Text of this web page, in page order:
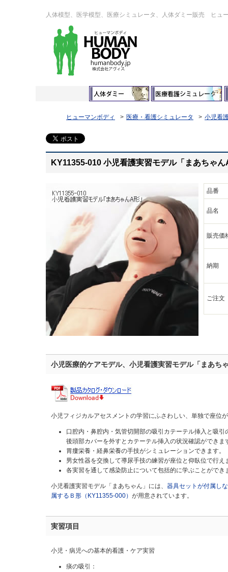
人体模型、医学模型、医療シミュレータ、人体ダミー販売 ヒュ
ヒューマンボディ 医療・看護シミュレータ 小児看
KY11355-010 小児看護実習モデル「まあちゃ
品番
品名
販売価
納期
ご注文
小児医療的ケアモデル、小児看護実習モデル「まあち
小児フィジカルアセスメントの学習にふさわしい、単独で座位
口腔内・鼻腔内・気管切開部の吸引カテーテル挿入と吸引
後頭部カバーを外すとカテーテル挿入の状況確認ができま
胃瘻栄養・経鼻栄養の手技がシミュレーションできます。
男女性器を交換して導尿手技の練習が座位と仰臥位で行え
各実習を通して感染防止について包括的に学ぶことができ
小児看護実習モデル「まあちゃん」には、 器具セットが付属し
属するＢ形（KY11355-000） が用意されています。
実習項目
小児・病児への基本的看護・ケア実習
痰の吸引：